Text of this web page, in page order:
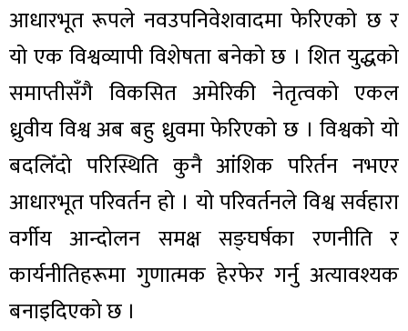
आधारभूत रूपले नवउपनिवेशवादमा फेरिएको छ र
यो एक विश्वव्यापी विशेषता बनेको छ । शित युद्धको
समाप्तीसँगै विकसित अमेरिकी नेतृत्वको एकल
ध्रुवीय विश्व अब बहु ध्रुवमा फेरिएको छ । विश्वको यो
बदलिँदो परिस्थिति कुनै आंशिक परिर्तन नभएर
आधारभूत परिवर्तन हो । यो परिवर्तनले विश्व सर्वहारा
वर्गीय आन्दोलन समक्ष सङ्घर्षका रणनीति र
कार्यनीतिहरूमा गुणात्मक हेरफेर गर्नु अत्यावश्यक
बनाइदिएको छ ।